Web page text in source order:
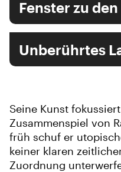
Fenster zu
Unberührtes
Seine Kunst
Zusammenspiel von
früh schuf er
keiner klaren
Zuordnung